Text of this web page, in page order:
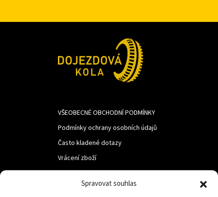
Spravovat souhlas
VŠEOBECNÉ OBCHODNÍ PODMÍNKY
Podmínky ochrany osobních údajů
Často kladené dotazy
Vrácení zboží
LUF s.r.o.